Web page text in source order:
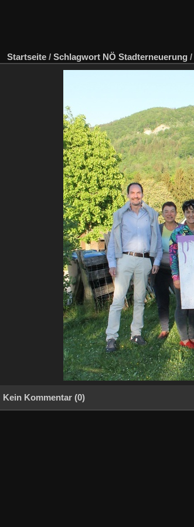
Startseite / Schlagwort NÖ Stadterneuerung /
Kein Kommentar (0)